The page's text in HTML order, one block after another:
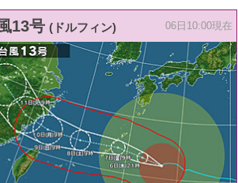
13号 (ドルフィン) 06日10:00現在